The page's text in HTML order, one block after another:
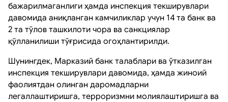
бажарилмаганлиги ҳамда инспекция текширувлари
давомида аниқланган камчиликлар учун 14 та банк ва
2 та тўлов ташкилоти чора ва санкциялар
қўлланилиши тўғрисида огоҳлантирилди.
Шунингдек, Марказий банк талаблари ва ўтказилган
инспекция текширувлари давомида, ҳамда жиноий
фаолиятдан олинган даромадларни
легаллаштиришга, терроризмни молиялаштиришга ва